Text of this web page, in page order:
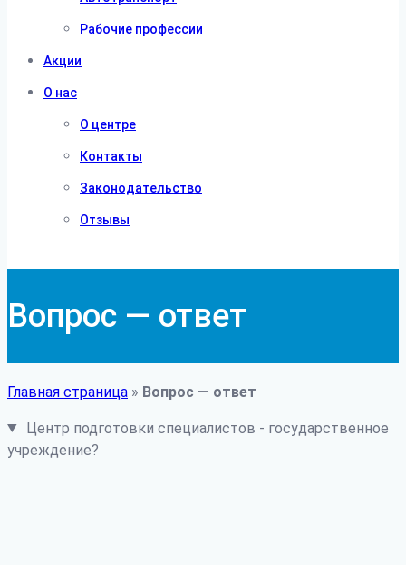
Рабочие профессии
Акции
О нас
О центре
Контакты
Законодательство
Отзывы
Вопрос — ответ
Главная страница » Вопрос — ответ
Центр подготовки специалистов - государственное
учреждение?